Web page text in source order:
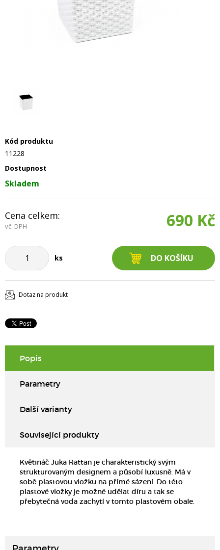
Kód produktu
11228
Dostupnost
Skladem
Cena celkem:
vč. DPH 690 Kč
ks
Dotaz na produkt
Popis
Parametry
Další varianty
Související produkty
Květináč Juka Rattan je charakteristický svým
strukturovaným designem a působí luxusně. Má v
sobě plastovou vložku na přímé sázení. Do této
plastové vložky je možné udělat díru a tak se
přebytečná voda zachytí v tomto plastovém obale.